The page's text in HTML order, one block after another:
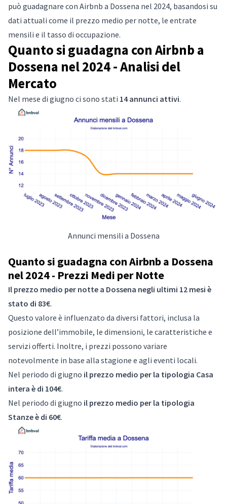
può guadagnare con Airbnb a Dossena nel 2024, basandosi su
dati attuali come il prezzo medio per notte, le entrate
mensili e il tasso di occupazione.
Quanto si guadagna con Airbnb a
Dossena nel 2024 - Analisi del
Mercato
Nel mese di giugno ci sono stati 14 annunci attivi.
Annunci mensili a Dossena
Quanto si guadagna con Airbnb a Dossena
nel 2024 - Prezzi Medi per Notte
Il prezzo medio per notte a Dossena negli ultimi 12 mesi è
stato di 83€.
Questo valore è influenzato da diversi fattori, inclusa la
posizione dell’immobile, le dimensioni, le caratteristiche e
servizi offerti. Inoltre, i prezzi possono variare
notevolmente in base alla stagione e agli eventi locali.
Nel periodo di giugno il prezzo medio per la tipologia Casa
intera è di 104€.
Nel periodo di giugno il prezzo medio per la tipologia
Stanze è di 60€.